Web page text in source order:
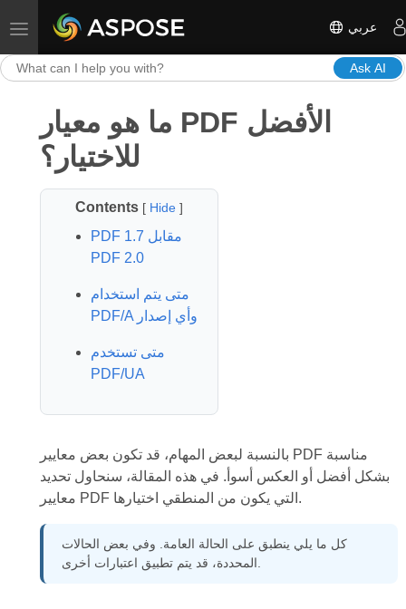
Toggle navigation عربي
Ask AI
ما هو معيار PDF الأفضل
للاختيار؟
Contents [ Hide]
PDF 1.7 مقابل
PDF 2.0
متى يتم استخدام
PDF/A وأي إصدار
متى تستخدم
PDF/UA
بالنسبة لبعض المهام، قد تكون بعض معايير PDF مناسبة
بشكل أفضل أو العكس أسوأ. في هذه المقالة، سنحاول تحديد
معايير PDF التي يكون من المنطقي اختيارها.
كل ما يلي ينطبق على الحالة العامة. وفي بعض الحالات